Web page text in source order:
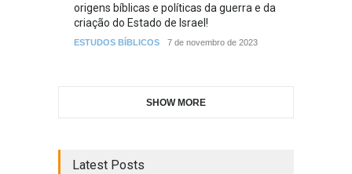
origens bíblicas e políticas da guerra e da
criação do Estado de Israel!
ESTUDOS BÍBLICOS 7 de novembro de 2023
SHOW MORE
Latest Posts